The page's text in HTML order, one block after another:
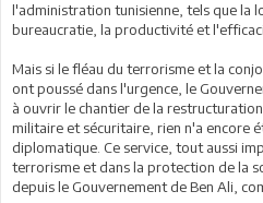
l'administration tunisienne, tels que la
bureaucratie, la productivité et
Mais si le fléau du terrorisme et la
ont poussé dans l'urgence, le
à ouvrir le chantier de la
militaire et sécuritaire, rien n'a encore
diplomatique. Ce service, tout aussi
terrorisme et dans la protection de la
depuis le Gouvernement de Ben Ali,